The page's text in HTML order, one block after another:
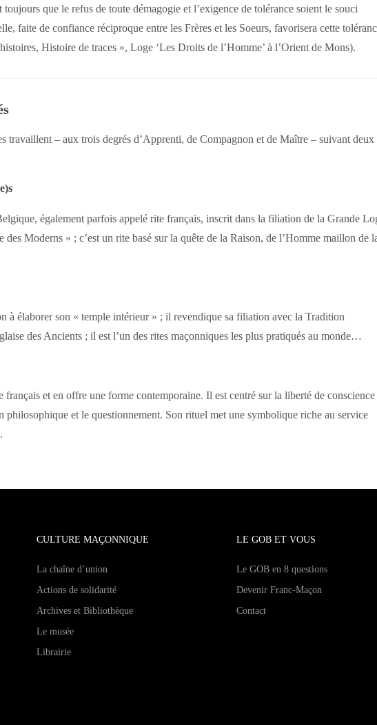
toujours que le refus de toute démagogie et l’exigence de tolérance soient le souci
faite de confiance réciproque entre les Frères et les Soeurs, favorisera cette
Histoire de traces », Loge ‘Les Droits de l’Homme’ à l’Orient de Mons).
travaillent – aux trois degrés d’Apprenti, de Compagnon et de Maître – suivant deux
également parfois appelé rite français, inscrit dans la filiation de la Grande
Moderns » ; c’est un rite basé sur la quête de la Raison, de l’Homme maillon de
à élaborer son « temple intérieur » ; il revendique sa filiation avec la Tradition
des Ancients ; il est l’un des rites maçonniques les plus pratiqués au monde…
et en offre une forme contemporaine. Il est centré sur la liberté de conscience
et le questionnement. Son rituel met une symbolique riche au service
CULTURE MAÇONNIQUE
La chaîne d’union
Actions de solidarité
Archives et Bibliothèque
Le musée
Librairie
LE GOB ET VOUS
Le GOB en 8 questions
Devenir Franc-Maçon
Contact